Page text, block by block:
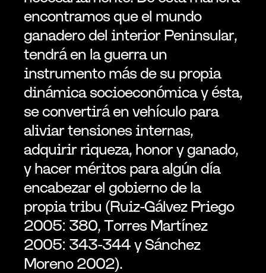
encontramos que el mundo
ganadero del interior Peninsular,
tendrá en la guerra un
instrumento más de su propia
dinámica socioeconómica y ésta,
se convertirá en vehículo para
aliviar tensiones internas,
adquirir riqueza, honor y ganado,
y hacer méritos para algún día
encabezar el gobierno de la
propia tribu (Ruiz-Gálvez Priego
2005: 380, Torres Martínez
2005: 343-344 y Sánchez
Moreno 2002).